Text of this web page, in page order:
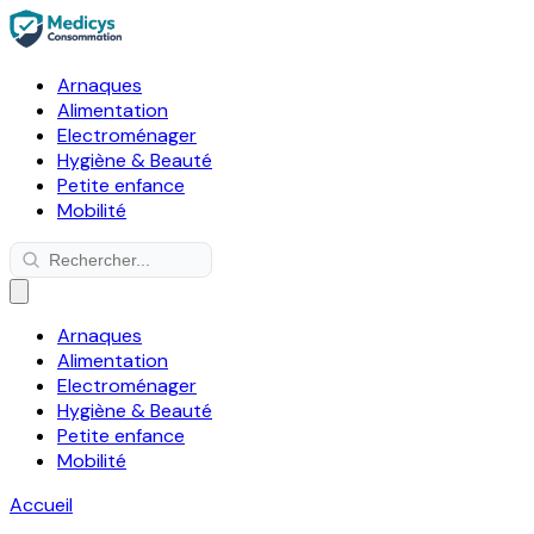
Arnaques
Alimentation
Electroménager
Hygiène & Beauté
Petite enfance
Mobilité
Arnaques
Alimentation
Electroménager
Hygiène & Beauté
Petite enfance
Mobilité
Accueil